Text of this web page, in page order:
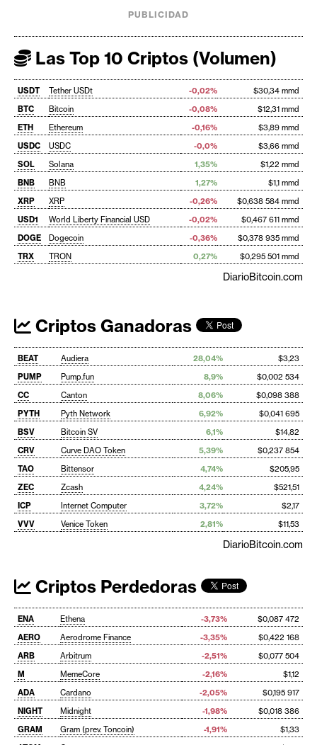
PUBLICIDAD
Las Top 10 Criptos (Volumen)
USDT Tether USDt -0,02%
$30,34 mmd
BTC
Bitcoin -0,08%
$12,31 mmd
ETH
Ethereum -0,16%
$3,89 mmd
USDC
USDC -0,0%
$3,66 mmd
SOL
Solana 1,35%
$1,22 mmd
BNB
BNB 1,27%
$1,1 mmd
XRP
XRP -0,26%
$0,638 584 mmd
USD1
World Liberty Financial USD -0,02%
$0,467 611 mmd
DOGE
Dogecoin -0,36%
$0,378 935 mmd
TRX
TRON 0,27% $0,295 501 mmd
DiarioBitcoin.com
Criptos Ganadoras
BEAT Audiera 28,04%
$3,23
PUMP
Pump.fun 8,9%
$0,002 534
CC
Canton 8,06%
$0,098 388
PYTH
Pyth Network 6,92%
$0,041 695
BSV
Bitcoin SV 6,1%
$14,82
CRV
Curve DAO Token 5,39%
$0,237 854
TAO
Bittensor 4,74%
$205,95
ZEC
Zcash 4,24%
$521,51
ICP
Internet Computer 3,72%
$2,17
VVV
Venice Token 2,81% $11,53
DiarioBitcoin.com
Criptos Perdedoras
ENA Ethena -3,73%
$0,087 472
AERO
Aerodrome Finance -3,35%
$0,422 168
ARB
Arbitrum -2,51%
$0,077 504
M
MemeCore -2,16%
$1,12
ADA
Cardano -2,05%
$0,195 917
NIGHT
Midnight -1,98%
$0,018 386
GRAM
Gram (prev. Toncoin) -1,91%
$1,33